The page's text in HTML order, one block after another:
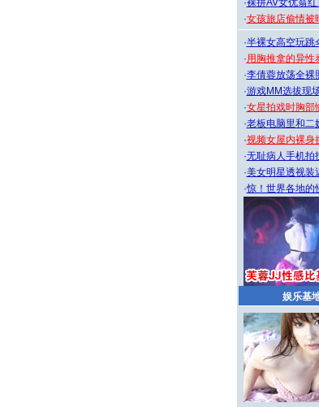
·裸拼AV女优翁
·女孩旅店偷情被
·半裸女高空玩跳
·用胸推拿的异性
·李倩蓉放荡全裸
·游戏MM选拔现
·女星拍戏时胸部
·老板电脑里和二
·视频女屋内裸身
·无耻病人手机拍
·美女明星透视装
·惊！世界各地的
娱乐基